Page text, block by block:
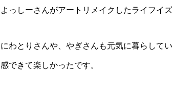
よっしーさんがアートリメイクしたライフイ
にわとりさんや、やぎさんも元気に暮らして
感できて楽しかったです。